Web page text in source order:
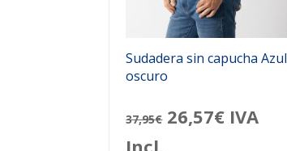
Sudadera sin capucha Azul
oscuro
37,95€ El
26,57€ElIVA